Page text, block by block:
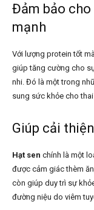
Đảm bảo
mạnh
Với lượng protein tốt mà
giúp tăng cường cho
nhi. Đó là một trong
sung sức khỏe cho thai
Giúp cải
Hạt sen chính là một
được cảm giác thèm
còn giúp duy trì sự
đường niệu do viêm